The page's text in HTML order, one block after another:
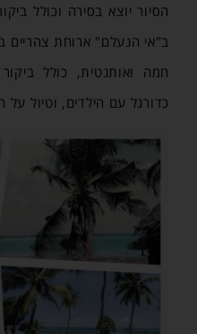
הסיור יוצא בסירה וכולל
ב"אי הנעלם" ארוחת צהריים
חמה ואותנטית, כולל
כדורגל עם הילדים, וטיול על